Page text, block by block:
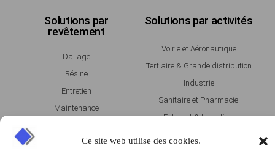
Ce site web utilise des cookies.
Solutions par
revêtement
Dallage
Résine
Entretien
Maintenance
Solutions par activités
Voirie et Aéronautique
Tertiaire & Grande distribution
Industrie
Sanitaire et Pharmacie
Entrepot & Logistique